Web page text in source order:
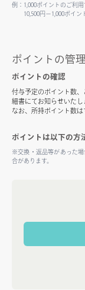
例：1,000ポイントのご利
10,500円－1,000ポイント
ポイントの管
ポイントの確認
付与予定のポイント数
細書にてお知らせいたし
なお、所持ポイント数は
ポイントは以下の方
※交換・返品等があった場
合があります。